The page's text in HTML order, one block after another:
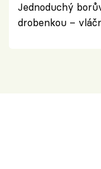
Jednoduchý
drobenkou –